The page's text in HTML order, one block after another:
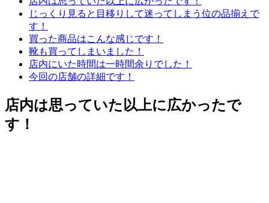
じっくり見ると目移りして迷ってしまう位の品揃えで
す！
買った商品はこんな感じです！
靴も買ってしまいました！
店内にいた時間は一時間余りでした！
今回の店舗の詳細です！
店内は思っていた以上に広かったで
す！